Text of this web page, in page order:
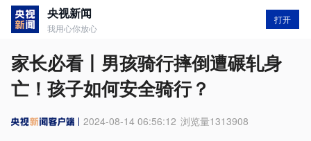
央视新闻
我用心你放心
打开
家长必看丨男孩骑行摔倒遭碾轧身
亡！孩子如何安全骑行？
2024-08-14 06:56:12 浏览量1313908